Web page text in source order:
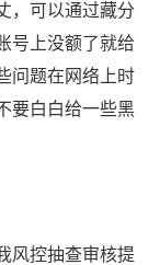
，可以通过藏分
号上没额了就给
问题在网络上时
要白白给一些黑
风控抽查审核提